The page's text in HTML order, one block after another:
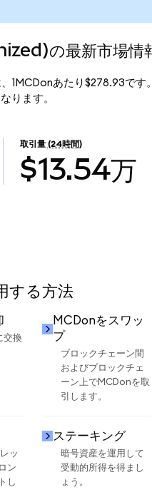
の最新市場情
1MCDonあたり$278.93で
ります。
取引量 (24時間)
$13.54万
る方法
交換
MCDonをスワッ
プ
ブロックチェーン間
およびブロックチェ
ーン上でMCDonを取
引します。
ッ
ン
し
ステーキング
暗号資産を運用して
受動的所得を得まし
ょう。